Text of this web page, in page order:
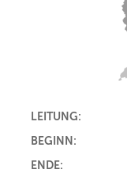
LEITUNG:
BEGINN:
ENDE: